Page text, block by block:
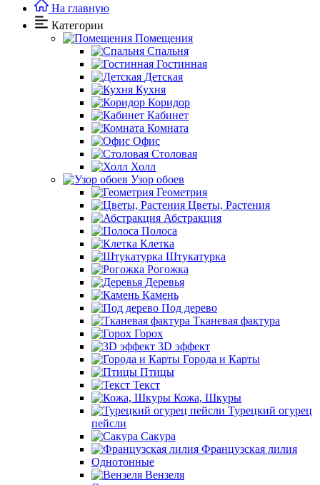
На главную
Категории
Помещения
Спальня
Гостинная
Детская
Кухня
Коридор
Кабинет
Комната
Офис
Столовая
Холл
Узор обоев
Геометрия
Цветы, Растения
Абстракция
Полоса
Клетка
Штукатурка
Рогожка
Деревья
Камень
Под дерево
Тканевая фактура
Горох
3D эффект
Города и Карты
Птицы
Текст
Кожа, Шкуры
Турецкий огурец
пейсли
Сакура
Французская лилия
Однотонные
Вензеля